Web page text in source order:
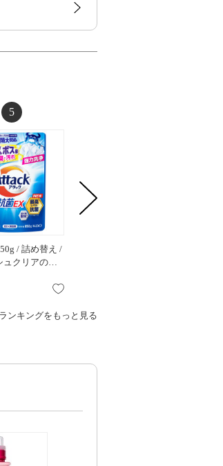
5
/ 詰め替え /
ュクリアの…
ンキングをもっと見る